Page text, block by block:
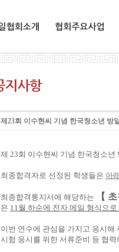
제23회 이수현씨 기념 한국청소년 방
제 23회 이수현씨 기념 한국청소
최종합격자로 선정된 학생들은 아
최종합격통지서에 해당하는 【
은 11월 하순에 전자 메일 형식으
이번 연수에 관심을 가지고 응시해
시험 응시를 위한 서류준비 등 협